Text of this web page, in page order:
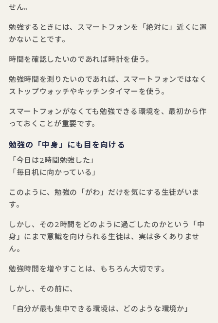
せん。
勉強するときには、スマートフォンを「絶対に」近くに置
かないことです。
時間を確認したいのであれば時計を使う。
勉強時間を測りたいのであれば、スマートフォンではなく
ストップウォッチやキッチンタイマーを使う。
スマートフォンがなくても勉強できる環境を、最初から作
っておくことが重要です。
勉強の「中身」にも目を向ける
「今日は2時間勉強した」
「毎日机に向かっている」
このように、勉強の「がわ」だけを気にする生徒がいま
す。
しかし、その2時間をどのように過ごしたのかという「中
身」にまで意識を向けられる生徒は、実は多くありませ
ん。
勉強時間を増やすことは、もちろん大切です。
しかし、その前に、
「自分が最も集中できる環境は、どのような環境か」